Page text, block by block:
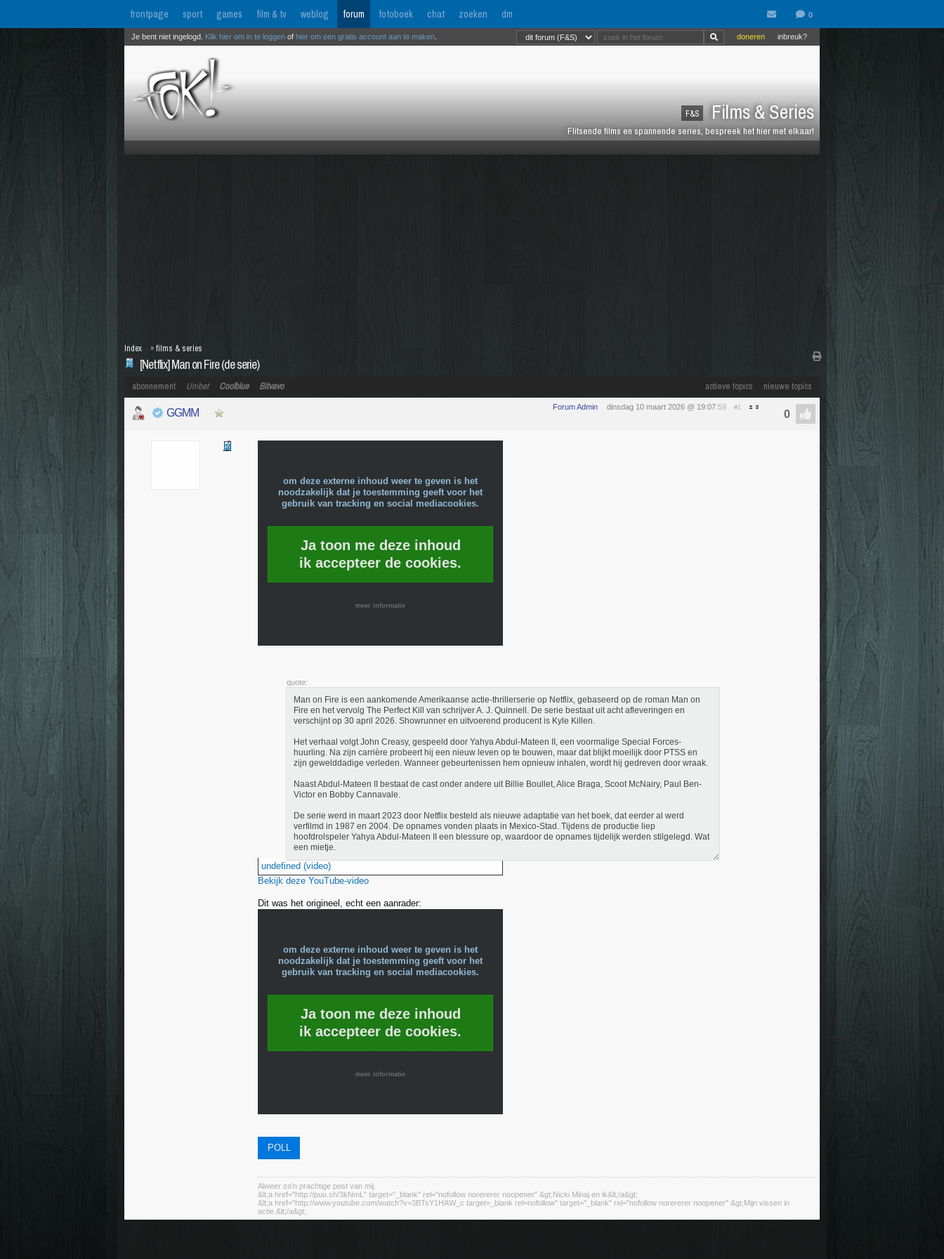
frontpage sport games film & tv weblog forum fotoboek chat zoeken dm
F&S Films & Series
Flitsende films en spannende series, bespreek het hier met elkaar!
inbreuk?
doneren
Je bent niet ingelogd. Klik hier om in te loggen of hier om een gratis account aan te maken
[Netflix] Man on Fire (de serie)
Index »films & series
actieve topics nieuwe topics
abonnement Unibet Coolblue Bitvavo
Forum Admin dinsdag 10 maart 2026 @ 19:07:59 #1
GGMM
om deze externe inhoud weer te geven is het
noodzakelijk dat je toestemming geeft voor het
gebruik van tracking en social mediacookies.
Ja toon me deze inhoud
ik accepteer de cookies.
meer informatie
quote:
Man on Fire is een aankomende Amerikaanse actie-thrillerserie op Netflix, gebaseerd op de roman Man on
Fire en het vervolg The Perfect Kill van schrijver A. J. Quinnell. De serie bestaat uit acht afleveringen en
verschijnt op 30 april 2026. Showrunner en uitvoerend producent is Kyle Killen.
Het verhaal volgt John Creasy, gespeeld door Yahya Abdul-Mateen II, een voormalige Special Forces-
huurling. Na zijn carrière probeert hij een nieuw leven op te bouwen, maar dat blijkt moeilijk door PTSS en
zijn gewelddadige verleden. Wanneer gebeurtenissen hem opnieuw inhalen, wordt hij gedreven door wraak.
Naast Abdul-Mateen II bestaat de cast onder andere uit Billie Boullet, Alice Braga, Scoot McNairy, Paul Ben-
Victor en Bobby Cannavale.
De serie werd in maart 2023 door Netflix besteld als nieuwe adaptatie van het boek, dat eerder al werd
verfilmd in 1987 en 2004. De opnames vonden plaats in Mexico-Stad. Tijdens de productie liep
hoofdrolspeler Yahya Abdul-Mateen II een blessure op, waardoor de opnames tijdelijk werden stilgelegd. Wat
een mietje.
undefined (video)
Bekijk deze YouTube-video
Dit was het origineel, echt een aanrader:
om deze externe inhoud weer te geven is het
noodzakelijk dat je toestemming geeft voor het
gebruik van tracking en social mediacookies.
Ja toon me deze inhoud
ik accepteer de cookies.
meer informatie
POLL
Alweer zo'n prachtige post van mij.
&lt;a href="http://puu.sh/3kNmL" target="_blank" rel="nofollow norererer noopener" &gt;Nicki Minaj en ik&lt;/a&gt;
&lt;a href="http://www.youtube.com/watch?v=3BTsY1HAW_c target=_blank rel=nofollow" target="_blank" rel="nofollow norererer noopener" &gt;Mijn vissen in
actie.&lt;/a&gt;